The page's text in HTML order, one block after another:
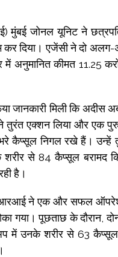
जोनल यूनिट ने छत्रपति
कर दिया। एजेंसी ने दो
अनुमानित कीमत 11.25
मिली कि अदीस
तुरंत एक्शन लिया और एक
कैप्सूल निगल रखे हैं। उन्हें
से 84 कैप्सूल बरामद
है।
ने एक और सफल
गया। पूछताछ के दौरान,
में उनके शरीर से 63 कैप्सूल